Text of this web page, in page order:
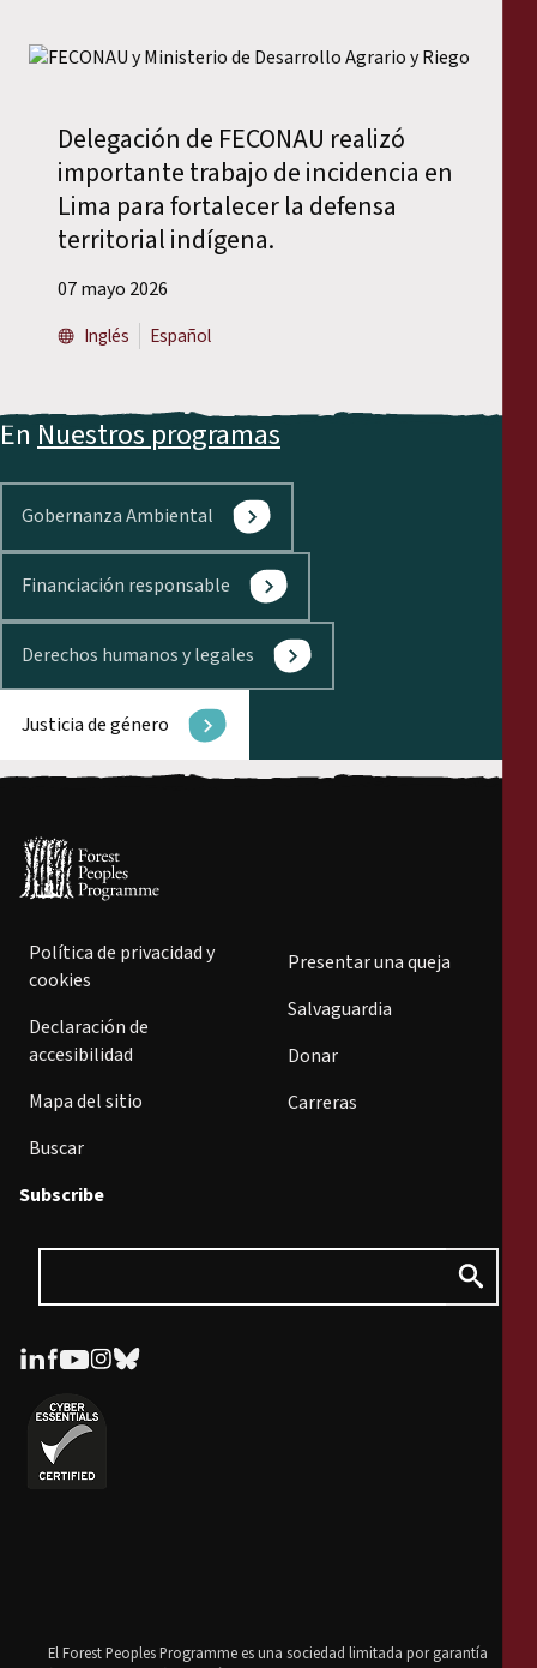
Delegación de FECONAU realizó
importante trabajo de incidencia en
Lima para fortalecer la defensa
territorial indígena.
07 mayo 2026
Inglés
Español
En Nuestros programas
Gobernanza Ambiental
Financiación responsable
Derechos humanos y legales
Justicia de género
Política de privacidad y
cookies
Declaración de
accesibilidad
Mapa del sitio
Buscar
Presentar una queja
Salvaguardia
Donar
Carreras
Subscribe
El Forest Peoples Programme es una sociedad limitada por garantía